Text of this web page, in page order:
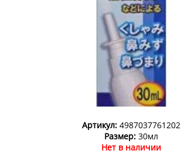
Артикул:4987037761202
Размер:30мл
Нет в наличии